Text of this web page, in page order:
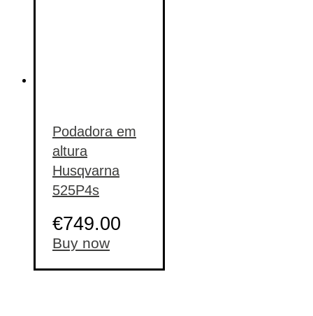
Podadora em
altura
Husqvarna
525P4s
€749.00
Buy now